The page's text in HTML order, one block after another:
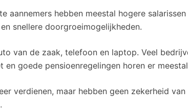
aannemers hebben meestal hogere
snellere doorgroeimogelijkheden.
van de zaak, telefoon en laptop. Veel
goede pensioenregelingen horen er
verdienen, maar hebben geen zekerheid